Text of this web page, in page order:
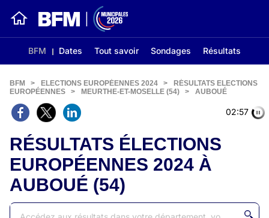
BFM Dates Tout savoir Sondages Résultats
02:56
BFM > ELECTIONS EUROPÉENNES 2024 >
RÉSULTATS ELECTIONS
EUROPÉENNES
> MEURTHE-ET-MOSELLE (54) > AUBOUÉ
RÉSULTATS ÉLECTIONS
EUROPÉENNES 2024 À
AUBOUÉ (54)